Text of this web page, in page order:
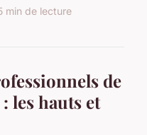
min de lecture
de
les hauts et